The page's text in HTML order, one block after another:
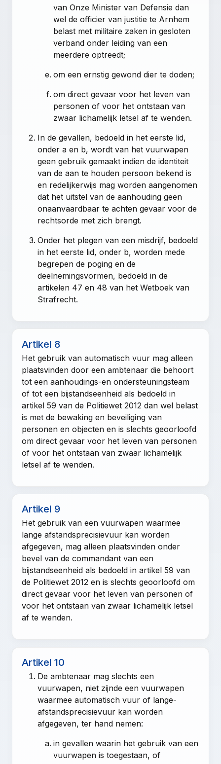
van Onze Minister van Defensie dan
wel de officier van justitie te Arnhem
belast met militaire zaken in gesloten
verband onder leiding van een
meerdere optreedt;
om een ernstig gewond dier te doden;
om direct gevaar voor het leven van
personen of voor het ontstaan van
zwaar lichamelijk letsel af te wenden.
In de gevallen, bedoeld in het eerste lid,
onder a en b, wordt van het vuurwapen
geen gebruik gemaakt indien de identiteit
van de aan te houden persoon bekend is
en redelijkerwijs mag worden aangenomen
dat het uitstel van de aanhouding geen
onaanvaardbaar te achten gevaar voor de
rechtsorde met zich brengt.
Onder het plegen van een misdrijf, bedoeld
in het eerste lid, onder b, worden mede
begrepen de poging en de
deelnemingsvormen, bedoeld in de
artikelen 47 en 48 van het Wetboek van
Strafrecht.
Artikel 8
Het gebruik van automatisch vuur mag alleen
plaatsvinden door een ambtenaar die behoort
tot een aanhoudings-en ondersteuningsteam
of tot een bijstandseenheid als bedoeld in
artikel 59 van de Politiewet 2012 dan wel belast
is met de bewaking en beveiliging van
personen en objecten en is slechts geoorloofd
om direct gevaar voor het leven van personen
of voor het ontstaan van zwaar lichamelijk
letsel af te wenden.
Artikel 9
Het gebruik van een vuurwapen waarmee
lange afstandsprecisievuur kan worden
afgegeven, mag alleen plaatsvinden onder
bevel van de commandant van een
bijstandseenheid als bedoeld inartikel 59 van
de Politiewet 2012 en is slechts geoorloofd om
direct gevaar voor het leven van personen of
voor het ontstaan van zwaar lichamelijk letsel
af te wenden.
Artikel 10
De ambtenaar mag slechts een
vuurwapen, niet zijnde een vuurwapen
waarmee automatisch vuur of lange-
afstandsprecisievuur kan worden
afgegeven, ter hand nemen:
in gevallen waarin het gebruik van een
vuurwapen is toegestaan, of